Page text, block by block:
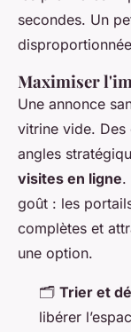
secondes. Un
Maximiser
Une annonce
vitrine vide. Des
angles
visites en ligne.
goût : les
complètes et
une option.
🗂️ Trier et
libérer